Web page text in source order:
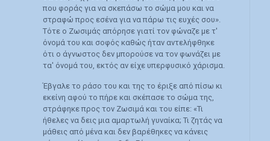
που φοράς για να σκεπάσω το σώμα μου και να
στραφώ προς εσένα για να πάρω τις ευχές σου».
Τότε ο Ζωσιμάς απόρησε γιατί τον φώναζε με τ'
όνομά του και σοφός καθώς ήταν αντελήφθηκε
ότι ο άγνωστος δεν μπορούσε να τον φωνάζει με
τα' όνομά του, εκτός αν είχε υπερφυσικό χάρισμα.
Έβγαλε το ράσο του και της το έριξε από πίσω κι
εκείνη αφού το πήρε και σκέπασε το σώμα της,
στράφηκε προς τον Ζωσιμά και του είπε: «Τι
ήθελες να δεις μια αμαρτωλή γυναίκα; Τι ζητάς να
μάθεις από μένα και δεν βαρέθηκες να κάνεις